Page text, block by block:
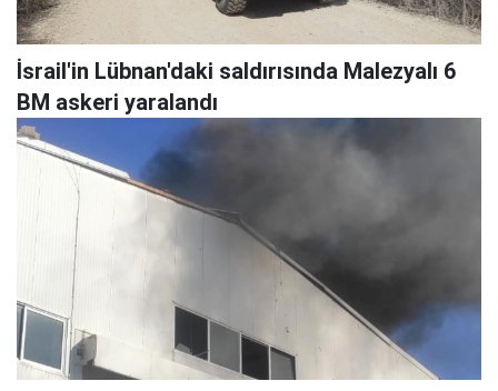
İsrail'in Lübnan'daki saldırısında Malezyalı 6
BM askeri yaralandı